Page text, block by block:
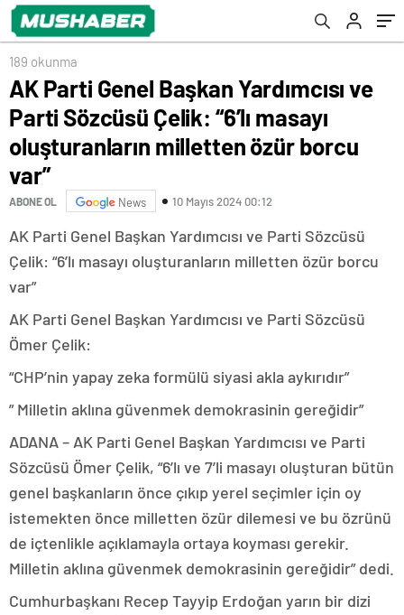
milletten özür borcu var”
189 okunma
AK Parti Genel Başkan Yardımcısı ve
Parti Sözcüsü Çelik: “6’lı masayı
oluşturanların milletten özür borcu
var”
ABONE OL News 10 Mayıs 2024 00:12
AK Parti Genel Başkan Yardımcısı ve Parti Sözcüsü
Çelik: “6’lı masayı oluşturanların milletten özür borcu
var”
AK Parti Genel Başkan Yardımcısı ve Parti Sözcüsü
Ömer Çelik:
“CHP’nin yapay zeka formülü siyasi akla aykırıdır”
” Milletin aklına güvenmek demokrasinin gereğidir”
ADANA – AK Parti Genel Başkan Yardımcısı ve Parti
Sözcüsü Ömer Çelik, “6’lı ve 7’li masayı oluşturan bütün
genel başkanların önce çıkıp yerel seçimler için oy
istemekten önce milletten özür dilemesi ve bu özrünü
de içtenlikle açıklamayla ortaya koyması gerekir.
Milletin aklına güvenmek demokrasinin gereğidir” dedi.
Cumhurbaşkanı Recep Tayyip Erdoğan yarın bir dizi